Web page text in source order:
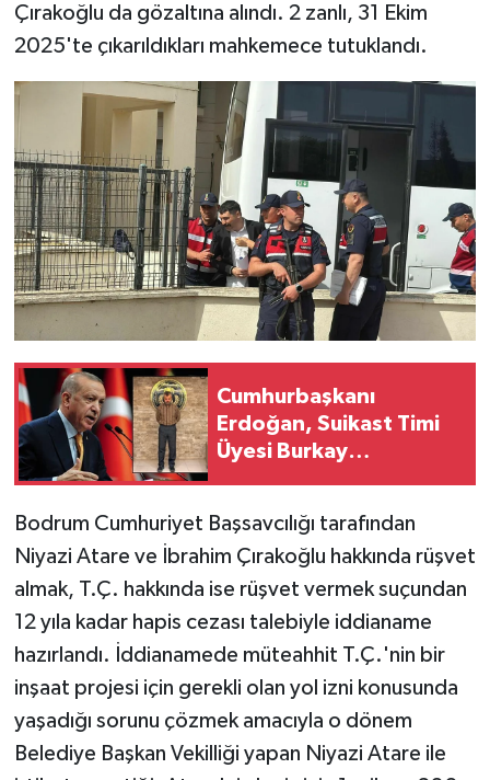
Çırakoğlu da gözaltına alındı. 2 zanlı, 31 Ekim
2025'te çıkarıldıkları mahkemece tutuklandı.
Cumhurbaşkanı
Erdoğan, Suikast Timi
Üyesi Burkay
Bodrum Cumhuriyet Başsavcılığı tarafından
Niyazi Atare ve İbrahim Çırakoğlu hakkında rüşvet
almak, T.Ç. hakkında ise rüşvet vermek suçundan
12 yıla kadar hapis cezası talebiyle iddianame
hazırlandı. İddianamede müteahhit T.Ç.'nin bir
inşaat projesi için gerekli olan yol izni konusunda
yaşadığı sorunu çözmek amacıyla o dönem
Belediye Başkan Vekilliği yapan Niyazi Atare ile